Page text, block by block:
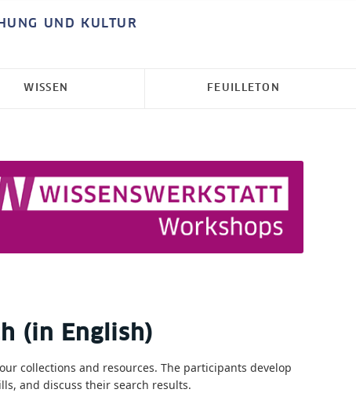
UND KULTUR
WISSEN FEUILLETON
(in English)
collections and resources. The participants develop
and discuss their search results.